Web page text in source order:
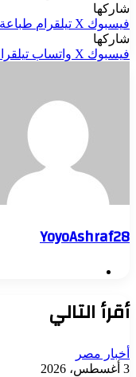
شاركها
فيسبوك ‫X تيلقرام طباعة
شاركها
فيسبوك ‫X واتساب
YoyoAshraf28
أقرأ التالي
أخبار مصر
3 أغسطس، 2026